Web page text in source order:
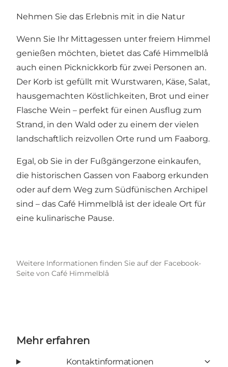
Nehmen Sie das Erlebnis mit in die Natur
Wenn Sie Ihr Mittagessen unter freiem Himmel
genießen möchten, bietet das Café Himmelblå
auch einen Picknickkorb für zwei Personen an.
Der Korb ist gefüllt mit Wurstwaren, Käse, Salat,
hausgemachten Köstlichkeiten, Brot und einer
Flasche Wein – perfekt für einen Ausflug zum
Strand, in den Wald oder zu einem der vielen
landschaftlich reizvollen Orte rund um Faaborg.
Egal, ob Sie in der Fußgängerzone einkaufen,
die historischen Gassen von Faaborg erkunden
oder auf dem Weg zum Südfünischen Archipel
sind – das Café Himmelblå ist der ideale Ort für
eine kulinarische Pause.
Weitere Informationen finden Sie auf der Facebook-
Seite von Café Himmelblå
Mehr erfahren
Kontaktinformationen